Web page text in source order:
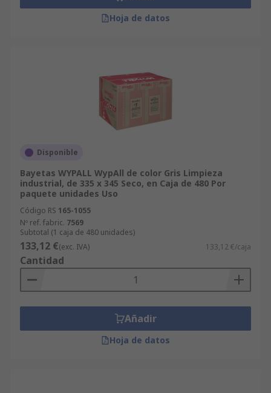
Hoja de datos
Disponible
Bayetas WYPALL WypAll de color Gris Limpieza
industrial, de 335 x 345 Seco, en Caja de 480 Por
paquete unidades Uso
Código RS 165-1055
Nº ref. fabric. 7569
Subtotal (1 caja de 480 unidades)
133,12 €(exc. IVA) 133,12 €/caja
Cantidad
Añadir
Hoja de datos